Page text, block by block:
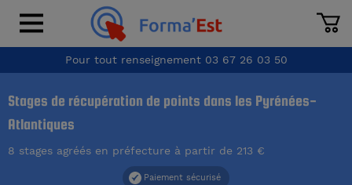
Pour tout renseignement 03 67 26 03 50
Stages de récupération de points dans les Pyrénées-
Atlantiques
8 stages agréés en préfecture à partir de 213 €
Paiement sécurisé